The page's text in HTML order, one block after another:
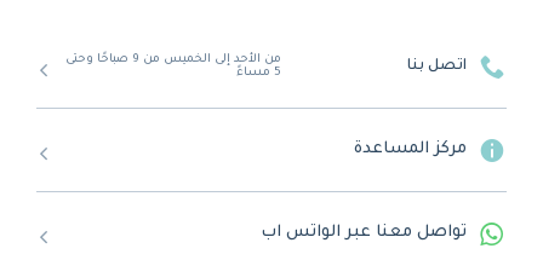
اتصل بنا
من الأحد إلى الخميس من 9 صباحًا وحتى
5 مساءً
مركز المساعدة
تواصل معنا عبر الواتس اب